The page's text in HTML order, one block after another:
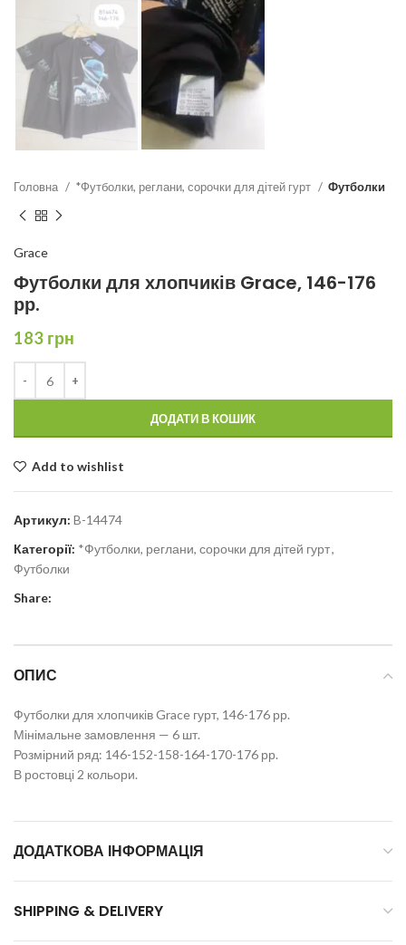
Головна *Футболки, реглани, сорочки для дітей гурт Футболки
Grace
Футболки для хлопчиків Grace, 146-176
рр.
183 грн
ДОДАТИ В КОШИК
Add to wishlist
Артикул: B-14474
Категорії: *Футболки, реглани, сорочки для дітей гурт,
Футболки
Share:
ОПИС
Футболки для хлопчиків Grace гурт, 146-176 рр.
Мінімальне замовлення — 6 шт.
Розмірний ряд: 146-152-158-164-170-176 рр.
В ростовці 2 кольори.
ДОДАТКОВА ІНФОРМАЦІЯ
SHIPPING & DELIVERY